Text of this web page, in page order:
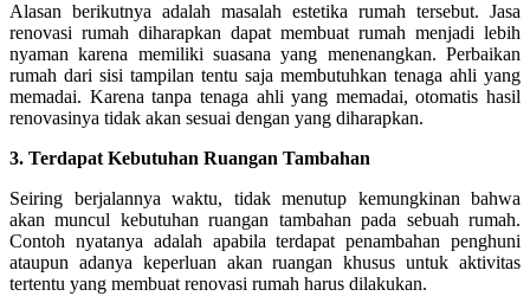
Alasan berikutnya adalah masalah estetika rumah tersebut. Jasa
renovasi rumah diharapkan dapat membuat rumah menjadi lebih
nyaman karena memiliki suasana yang menenangkan. Perbaikan
rumah dari sisi tampilan tentu saja membutuhkan tenaga ahli yang
memadai. Karena tanpa tenaga ahli yang memadai, otomatis hasil
renovasinya tidak akan sesuai dengan yang diharapkan.
3. Terdapat Kebutuhan Ruangan Tambahan
Seiring berjalannya waktu, tidak menutup kemungkinan bahwa
akan muncul kebutuhan ruangan tambahan pada sebuah rumah.
Contoh nyatanya adalah apabila terdapat penambahan penghuni
ataupun adanya keperluan akan ruangan khusus untuk aktivitas
tertentu yang membuat renovasi rumah harus dilakukan.